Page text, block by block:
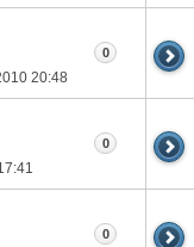
20:48
0
0
0